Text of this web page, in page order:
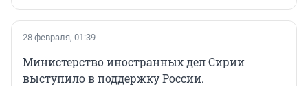
28 февраля, 01:39
Министерство иностранных дел Сирии
выступило в поддержку России.